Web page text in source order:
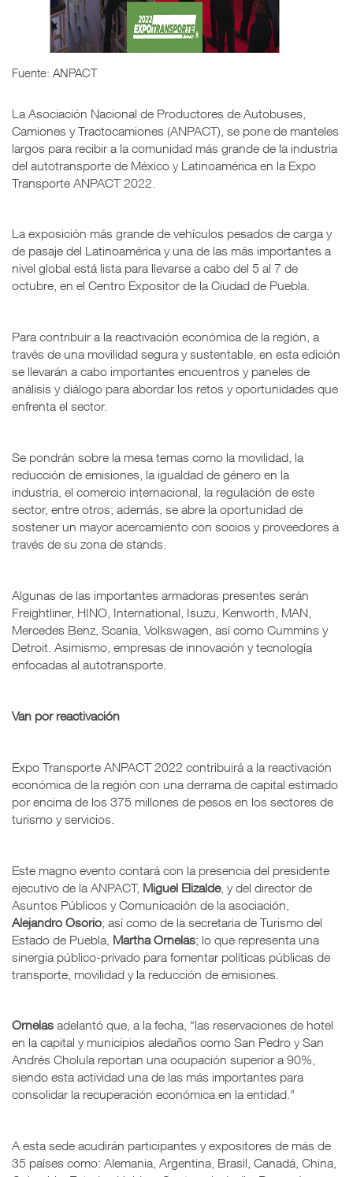
Fuente: ANPACT
La Asociación Nacional de Productores de Autobuses,
Camiones y Tractocamiones (ANPACT), se pone de manteles
largos para recibir a la comunidad más grande de la industria
del autotransporte de México y Latinoamérica en la Expo
Transporte ANPACT 2022.
La exposición más grande de vehículos pesados de carga y
de pasaje del Latinoamérica y una de las más importantes a
nivel global está lista para llevarse a cabo del 5 al 7 de
octubre, en el Centro Expositor de la Ciudad de Puebla.
Para contribuir a la reactivación económica de la región, a
través de una movilidad segura y sustentable, en esta edición
se llevarán a cabo importantes encuentros y paneles de
análisis y diálogo para abordar los retos y oportunidades que
enfrenta el sector.
Se pondrán sobre la mesa temas como la movilidad, la
reducción de emisiones, la igualdad de género en la
industria, el comercio internacional, la regulación de este
sector, entre otros; además, se abre la oportunidad de
sostener un mayor acercamiento con socios y proveedores a
través de su zona de stands.
Algunas de las importantes armadoras presentes serán
Freightliner, HINO, International, Isuzu, Kenworth, MAN,
Mercedes Benz, Scania, Volkswagen, así como Cummins y
Detroit. Asimismo, empresas de innovación y tecnología
enfocadas al autotransporte.
Van por reactivación
Expo Transporte ANPACT 2022 contribuirá a la reactivación
económica de la región con una derrama de capital estimado
por encima de los 375 millones de pesos en los sectores de
turismo y servicios.
Este magno evento contará con la presencia del presidente
ejecutivo de la ANPACT, Miguel Elizalde, y del director de
Asuntos Públicos y Comunicación de la asociación,
Alejandro Osorio; así como de la secretaria de Turismo del
Estado de Puebla, Martha Ornelas; lo que representa una
sinergia público-privado para fomentar políticas públicas de
transporte, movilidad y la reducción de emisiones.
Ornelas adelantó que, a la fecha, “las reservaciones de hotel
en la capital y municipios aledaños como San Pedro y San
Andrés Cholula reportan una ocupación superior a 90%,
siendo esta actividad una de las más importantes para
consolidar la recuperación económica en la entidad.”
A esta sede acudirán participantes y expositores de más de
35 países como: Alemania, Argentina, Brasil, Canadá, China,